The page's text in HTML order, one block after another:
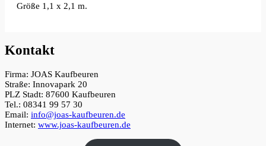
Größe 1,1 x 2,1 m.
Kontakt
Firma: JOAS Kaufbeuren
Straße: Innovapark 20
PLZ Stadt: 87600 Kaufbeuren
Tel.: 08341 99 57 30
Email: info@joas-kaufbeuren.de
Internet: www.joas-kaufbeuren.de